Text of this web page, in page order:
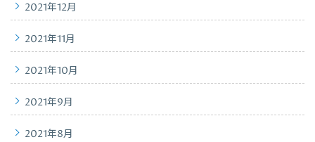
2021年12月
2021年11月
2021年10月
2021年9月
2021年8月